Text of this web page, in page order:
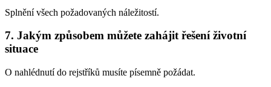
Splnění všech požadovaných náležitostí.
7. Jakým způsobem můžete zahájit řešení životní
situace
O nahlédnutí do rejstříků musíte písemně požádat.